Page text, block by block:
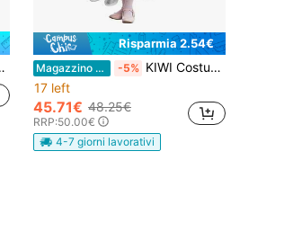
Risparmia 2.54€
Magazzino EU -5% KIWI Costume da Unicorno per bambine, Fantasia magica e colorata, Costume da fata con ali e corona, Ideale per feste, Halloween e divertimento in movimento, disponibile in diverse taglie
17 left
45.71€ 48.25€
RRP:50.00€
4-7 giorni lavorativi